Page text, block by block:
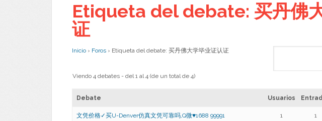
Etiqueta del debate: 买丹佛
证
Inicio › Foros › Etiqueta del debate: 买丹佛大学毕业证认证
Viendo 4 debates - del 1 al 4 (de un total de 4)
Debate Usuarios
文凭价格✓买U-Denver仿真文凭可靠吗,Q微♥1688 99991 1 1